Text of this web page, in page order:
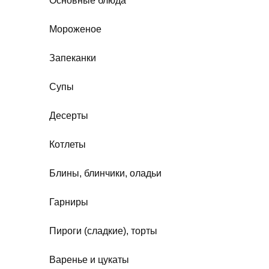
Мороженое
Запеканки
Супы
Десерты
Котлеты
Блины, блинчики, оладьи
Гарниры
Пироги (сладкие), торты
Варенье и цукаты